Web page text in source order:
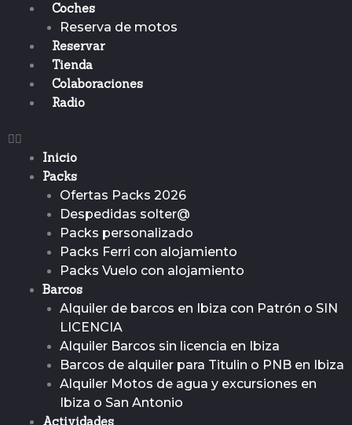
Coches
Reserva de motos
Reservar
Tienda
Colaboraciones
Radio
Inicio
Packs
Ofertas Packs 2026
Despedidas solter@
Packs personalizado
Packs Ferri con alojamiento
Packs Vuelo con alojamiento
Barcos
Alquiler de barcos en Ibiza con Patrón o SIN
LICENCIA
Alquiler Barcos sin licencia en Ibiza
Barcos de alquiler para Titulin o PNB en Ibiza
Alquiler Motos de agua y excursiones en
Ibiza o San Antonio
Actividades